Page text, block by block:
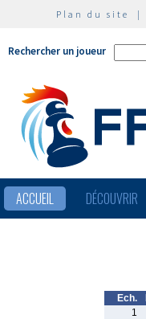
Plan du site |
Rechercher un joueur
ACCUEIL DÉCOUVRIR
Ech.
1